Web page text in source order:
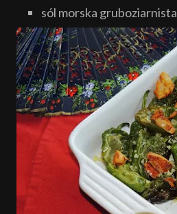
sól morska gruboziarnista